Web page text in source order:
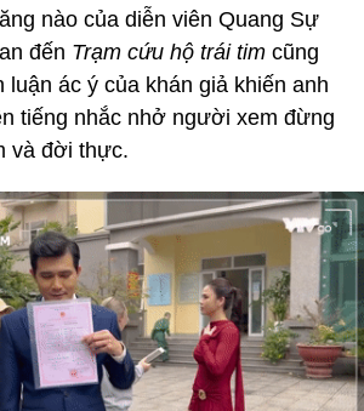
nào của diễn viên Quang Sự
đến Trạm cứu hộ trái tim cũng
luận ác ý của khán giả khiến anh
tiếng nhắc nhở người xem đừng
và đời thực.